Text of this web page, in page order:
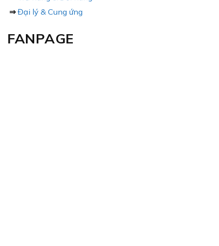
⇒ Đại lý & Cung ứng
FANPAGE